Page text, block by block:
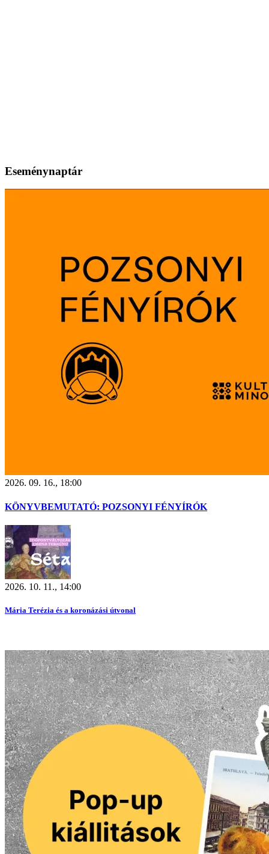
Eseménynaptár
2026. 09. 16., 18:00
KÖNYVBEMUTATÓ: POZSONYI FÉNYÍRÓK
2026. 10. 11., 14:00
Mária Terézia és a koronázási útvonal